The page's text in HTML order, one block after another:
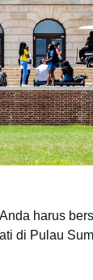
harus
di Pulau